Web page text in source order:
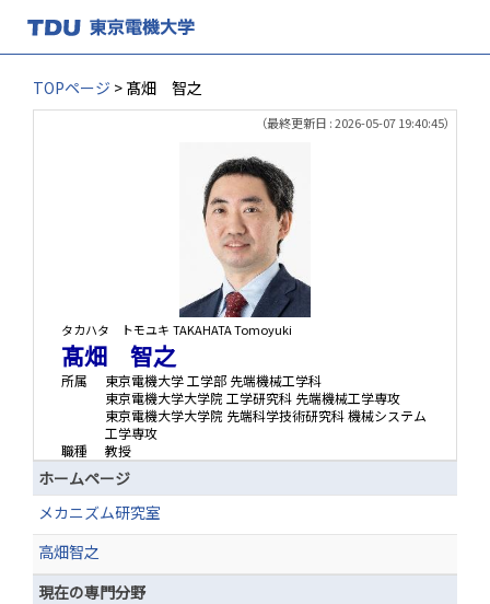
TOPページ > 髙畑 智之
（最終更新日 : 2026-05-07 19:40:45）
タカハタ トモユキ TAKAHATA Tomoyuki
髙畑 智之
所属
東京電機大学 工学部 先端機械工学科
東京電機大学大学院 工学研究科 先端機械工学専攻
東京電機大学大学院 先端科学技術研究科 機械システム
工学専攻
職種
教授
ホームページ
メカニズム研究室
高畑智之
現在の専門分野